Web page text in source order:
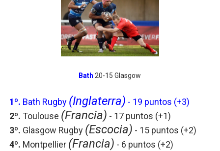
Bath 20-15 Glasgow
1º. Bath Rugby (Inglaterra) - 19 puntos (+3)
2º. Toulouse (Francia) - 17 puntos (+1)
3º. Glasgow Rugby (Escocia) - 15 puntos (+2)
4º. Montpellier (Francia) - 6 puntos (+2)